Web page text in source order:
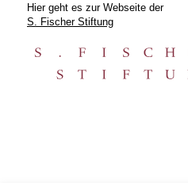
Hier geht es zur Webseite der
S. Fischer Stiftung